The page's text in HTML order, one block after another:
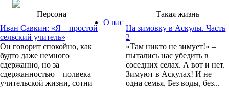
Персона
Иван Савкин: «Я – простой
сельский учитель»
Он говорит спокойно, как
будто даже немного
сдержанно, но за
сдержанностью – полвека
учительской жизни, сотни
Такая жизнь
На зимовку в Аскулы. Часть
2
«Там никто не зимует!» –
пытались нас убедить в
соседних селах. А вот и нет.
Зимуют в Аскулах! И не
одна семья. Без воды, без...
О нас